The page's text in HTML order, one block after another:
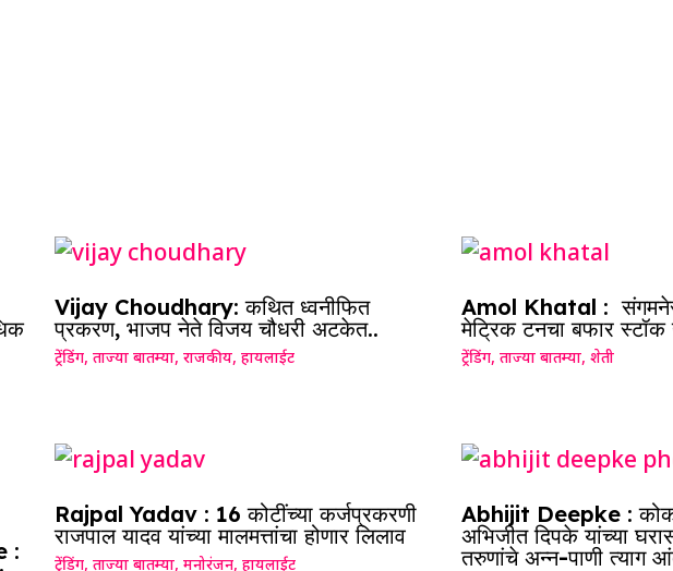
Vijay Choudhary: कथित ध्वनीफित
प्रकरण, भाजप नेते विजय चौधरी अटकेत..
ट्रेंडिंग, ताज्या बातम्या, राजकीय, हायलाईट
Amol Khatal : संगमनेर
मेट्रिक टनचा बफार
ट्रेंडिंग,ताज्या बातम्या,शेती
:
Rajpal Yadav : 16 कोटींच्या कर्जप्रकरणी
राजपाल यादव यांच्या मालमत्तांचा होणार लिलाव
ट्रेंडिंग, ताज्या बातम्या, मनोरंजन, हायलाईट
Abhijit Deepke :
अभिजीत दिपके यांच्या
तरुणांचे अन्न-पाणी त्याग